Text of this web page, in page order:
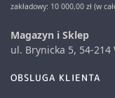
zakładowy: 10 000,00 zł (w
Magazyn i Sklep
ul. Brynicka 5, 54-214
OBSLUGA KLIENTA